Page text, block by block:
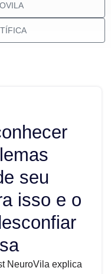
seu
isso e o
NeuroVila explica